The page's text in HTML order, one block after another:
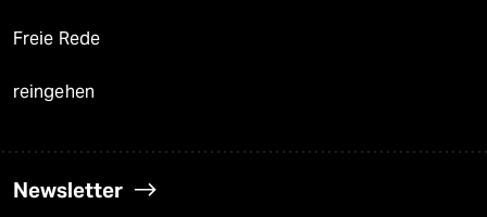
Freie Rede
reingehen
Newsletter